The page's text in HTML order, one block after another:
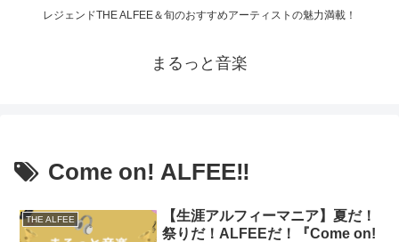
レジェンドTHE ALFEE＆旬のおすすめアーティストの魅力満載！
まるっと音楽
Come on! ALFEE‼
THE ALFEE
【生涯アルフィーマニア】夏だ！
祭りだ！ALFEEだ！『Come on!